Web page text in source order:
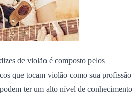
de violão é composto pelos
que tocam violão como sua profissão
ter um alto nível de conhecimento